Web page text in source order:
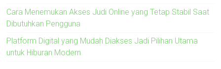
Cara Menemukan Akses Judi Online yang Tetap Stabil Saat
Dibutuhkan Pengguna
Platform Digital yang Mudah Diakses Jadi Pilihan Utama
untuk Hiburan Modern